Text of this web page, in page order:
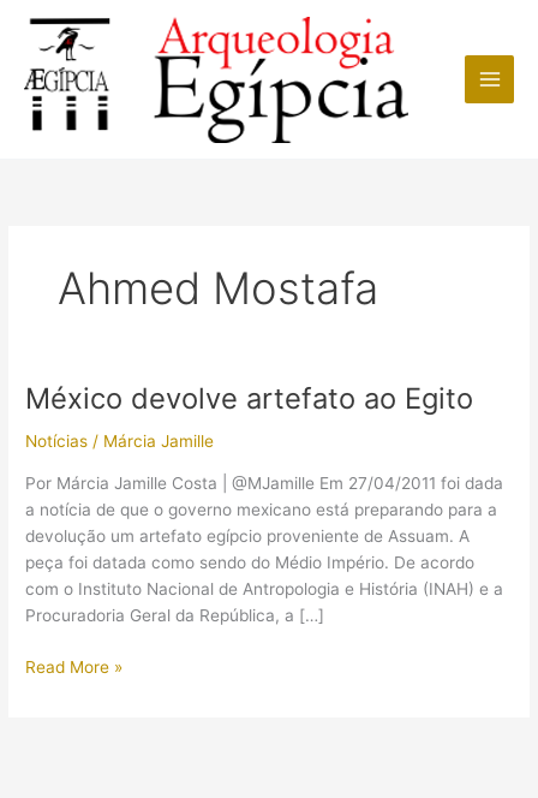
conteúdo
Ahmed Mostafa
México devolve artefato ao Egito
Notícias / Márcia Jamille
Por Márcia Jamille Costa | @MJamille Em 27/04/2011 foi dada
a notícia de que o governo mexicano está preparando para a
devolução um artefato egípcio proveniente de Assuam. A
peça foi datada como sendo do Médio Império. De acordo
com o Instituto Nacional de Antropologia e História (INAH) e a
Procuradoria Geral da República, a […]
México
Read More »